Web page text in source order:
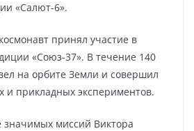
«Салют-6».
принял участие в
«Союз-37». В течение 140
на орбите Земли и совершил
и прикладных экспериментов.
значимых миссий Виктора